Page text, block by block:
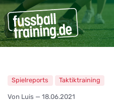
Spielreports Taktiktraining
Von Luis — 18.06.2021